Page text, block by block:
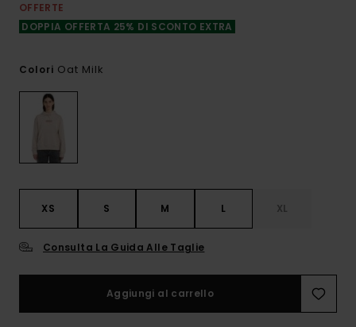
OFFERTE
DOPPIA OFFERTA 25% DI SCONTO EXTRA
Colori Oat Milk
XS S M L XL
Consulta La Guida Alle Taglie
Aggiungi al carrello